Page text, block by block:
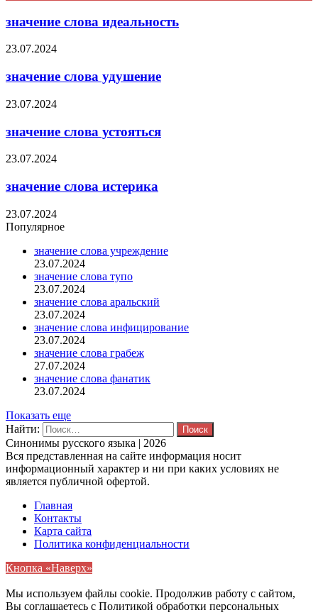
значение слова идеальность
23.07.2024
значение слова удушение
23.07.2024
значение слова устояться
23.07.2024
значение слова истерика
23.07.2024
Популярное
значение слова учреждение
23.07.2024
значение слова тупо
23.07.2024
значение слова аральский
23.07.2024
значение слова инфицирование
23.07.2024
значение слова грабеж
27.07.2024
значение слова фанатик
23.07.2024
Показать еще
Найти:
Синонимы русского языка | 2026
Вся представленная на сайте информация носит
информационный характер и ни при каких условиях не
является публичной офертой.
Главная
Контакты
Карта сайта
Политика конфиденциальности
Кнопка «Наверх»
Мы используем файлы cookie. Продолжив работу с сайтом,
Вы соглашаетесь с Политикой обработки персональных